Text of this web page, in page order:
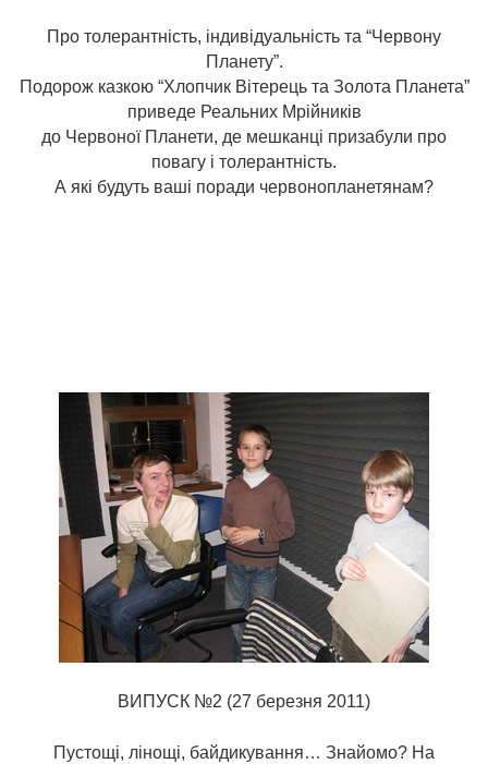
Про толерантність, індивідуальність та “Червону
Планету”.
Подорож казкою “Хлопчик Вітерець та Золота Планета”
приведе Реальних Мрійників
до Червоної Планети, де мешканці призабули про
повагу і толерантність.
А які будуть ваші поради червонопланетянам?
ВИПУСК №2 (27 березня 2011)
Пустощі, лінощі, байдикування… Знайомо? На